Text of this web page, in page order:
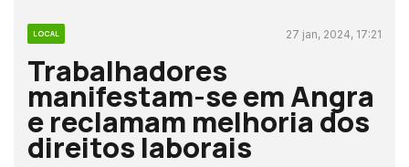
LOCAL 27 jan, 2024, 17:21
Trabalhadores
manifestam-se em Angra
e reclamam melhoria dos
direitos laborais